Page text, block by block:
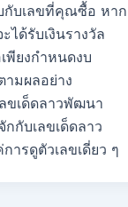
กับเลขที่คุณซื้อ หาก
ด้รับเงินรางวัล
พียงกำหนดงบ
มผลอย่าง
ขเด็ดลาวพัฒนา
กับเลขเด็ดลาว
ารดูตัวเลขเดี่ยว ๆ